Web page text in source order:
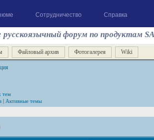
Сотрудничество Справка
русскоязычный форум по продуктам
Файловый архив Фотогалерея Wiki
тем
| Активные темы